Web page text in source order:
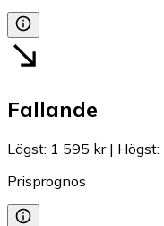
Fallande
Lägst: 1 595 kr| Högst:
Prisprognos